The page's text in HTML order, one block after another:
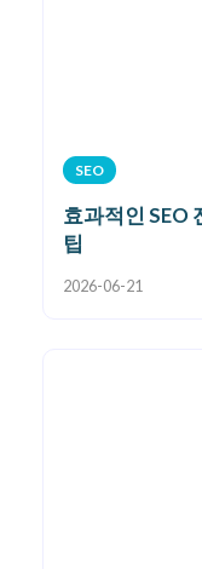
SEO
효과적인 SEO
팁
2026-06-21